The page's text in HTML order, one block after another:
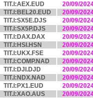
TIT.I:AEX.EUD
20/09/
TIT.I:BEL20.EUD
20/09/
TIT.I:SX5E.DJS
20/09/
TIT.I:SX5P.DJS
20/09/
TIT.I:DAX.DAX
20/09/
TIT.I:HSI.HSN
20/09/
TIT.I:UKX.FSE
20/09/
TIT.I:COMP.NAD
20/09/
TIT.I:DJI.DJD
20/09/
TIT.I:NDX.NAD
20/09/
TIT.I:PX1.EUD
20/09/
TIT.I:XAO.AUS
20/09/